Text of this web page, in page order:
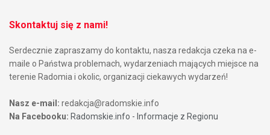
Skontaktuj się z nami!
Serdecznie zapraszamy do kontaktu, nasza redakcja czeka na e-
maile o Państwa problemach, wydarzeniach mających miejsce na
terenie Radomia i okolic, organizacji ciekawych wydarzeń!
Nasz e-mail: redakcja@radomskie.info
Na Facebooku: Radomskie.info - Informacje z Regionu